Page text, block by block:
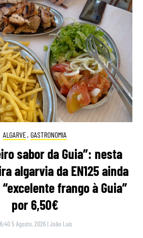
ALGARVE, GASTRONOMIA
sabor da Guia”: nesta
algarvia da EN125 ainda
frango à Guia”
por 6,50€
5 Agosto, 2026 |João Luís